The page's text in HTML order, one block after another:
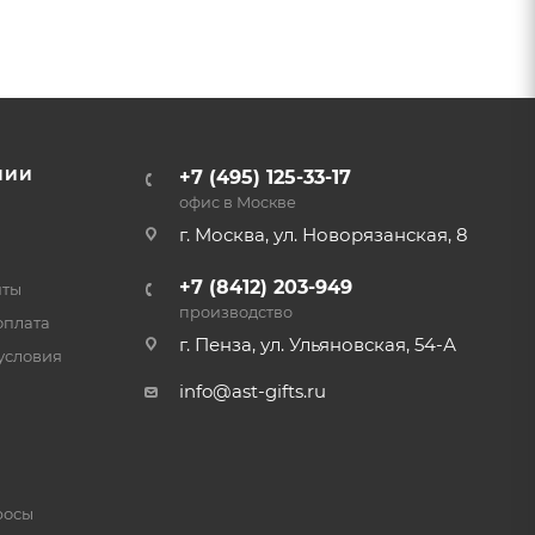
+7 (495) 125-33-17
офис в Москве
г. Москва, ул. Новорязанская, 8
+7 (8412) 203-949
производство
г. Пенза, ул. Ульяновская, 54-А
info@ast-gifts.ru